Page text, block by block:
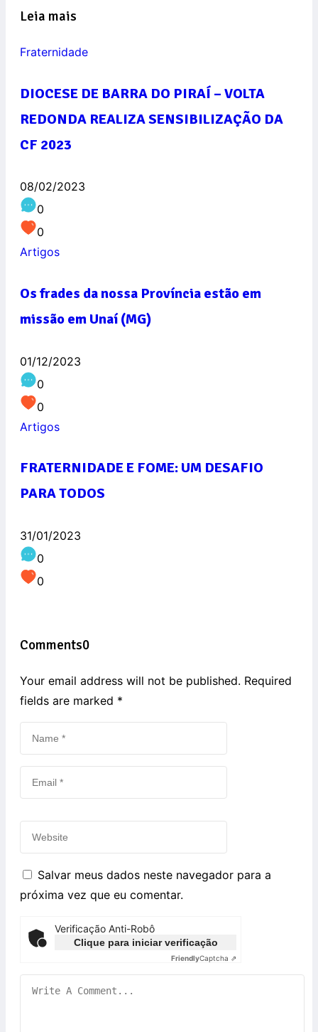
Leia mais
Fraternidade
DIOCESE DE BARRA DO PIRAÍ – VOLTA
REDONDA REALIZA SENSIBILIZAÇÃO DA
CF 2023
08/02/2023
0
0
Artigos
Os frades da nossa Província estão em
missão em Unaí (MG)
01/12/2023
0
0
Artigos
FRATERNIDADE E FOME: UM DESAFIO
PARA TODOS
31/01/2023
0
0
Comments0
Your email address will not be published. Required
fields are marked *
Salvar meus dados neste navegador para a
próxima vez que eu comentar.
Verificação Anti-Robô
Clique para iniciar verificação
FriendlyCaptcha ⇗